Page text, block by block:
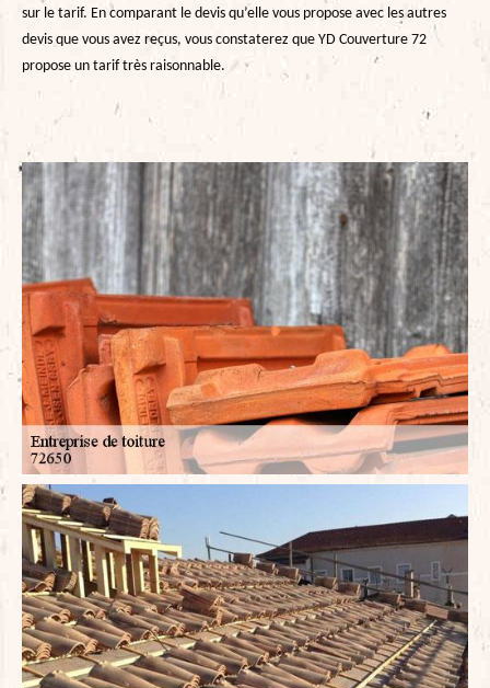
sur le tarif. En comparant le devis qu’elle vous propose avec les autres
devis que vous avez reçus, vous constaterez que YD Couverture 72
propose un tarif très raisonnable.